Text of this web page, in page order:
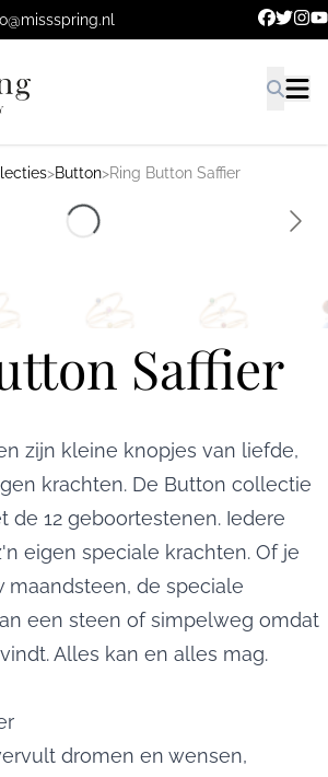
>Button>Ring Button Saffier
Saffier
zijn kleine knopjes van liefde,
krachten. De Button collectie
de 12 geboortestenen. Iedere
eigen speciale krachten. Of je
maandsteen, de speciale
een steen of simpelweg omdat
Alles kan en alles mag.
dromen en wensen,